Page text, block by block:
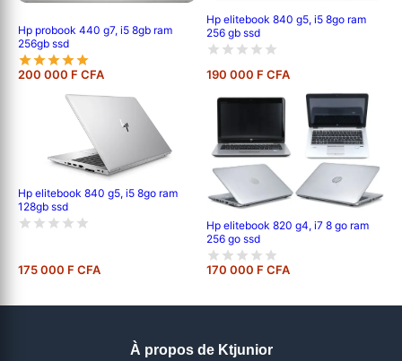
Hp probook 440 g7, i5 8gb ram
256gb ssd
200 000 F CFA
Hp elitebook 840 g5, i5 8go ram
256 gb ssd
190 000 F CFA
Hp elitebook 840 g5, i5 8go ram
128gb ssd
175 000 F CFA
Hp elitebook 820 g4, i7 8 go ram
256 go ssd
170 000 F CFA
À propos de Ktjunior